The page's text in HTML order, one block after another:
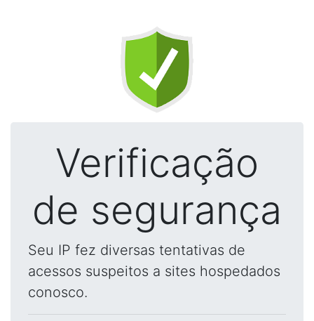
Verificação
de segurança
Seu IP fez diversas tentativas de
acessos suspeitos a sites hospedados
conosco.